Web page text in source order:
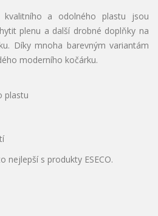
kvalitního a odolného plastu jsou
plenu a další drobné doplňky na
Díky mnoha barevným variantám
moderního kočárku.
plastu
nejlepší s produkty ESECO.